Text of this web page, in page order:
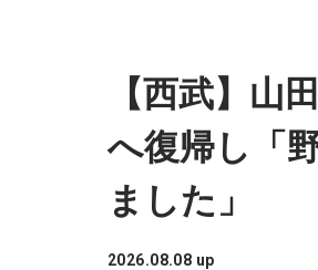
文化放送『志の
スペシャルウィークのデ
【西武】
へ復帰し「
ました」
2026.08.08 up